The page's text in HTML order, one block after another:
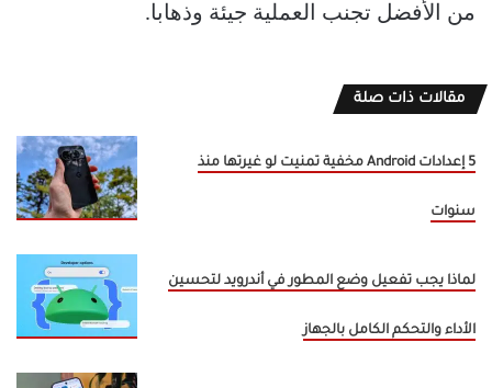
من الأفضل تجنب العملية جيئة وذهابا.
مقالات ذات صلة
5 إعدادات Android مخفية تمنيت لو غيرتها منذ
سنوات
لماذا يجب تفعيل وضع المطور في أندرويد لتحسين
الأداء والتحكم الكامل بالجهاز